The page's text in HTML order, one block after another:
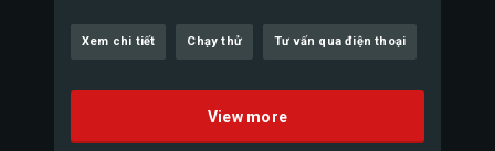
Xem chi tiết Chạy thử Tư vấn qua điện thoại
View more